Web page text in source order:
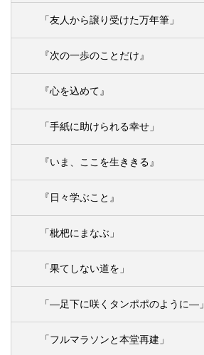
「友人から譲り受けた万年筆」
『次の一歩のことだけ』
『心を込めて』
「手紙に助けられる幸せ」
『いま、ここを生ききる』
『日々学ぶこと』
「枇杷にまなぶ」
「果てしない道を」
「―足下に咲くタンポポのように―」
「フルマラソンと本堂再建」